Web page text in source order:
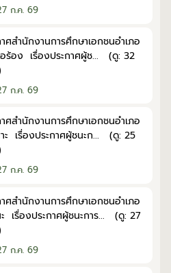
ก.ค. 69
ศสำนักงานการศึกษาเอกชนอำเภอ
ไอร้อง เรื่องประกาศผู้ช... (ดู: 32
ก.ค. 69
ศสำนักงานการศึกษาเอกชนอำเภอ
าะ เรื่องประกาศผู้ชนะก... (ดู: 25
ก.ค. 69
ศสำนักงานการศึกษาเอกชนอำเภอ
ะ เรื่องประกาศผู้ชนะการ... (ดู: 27
ก.ค. 69